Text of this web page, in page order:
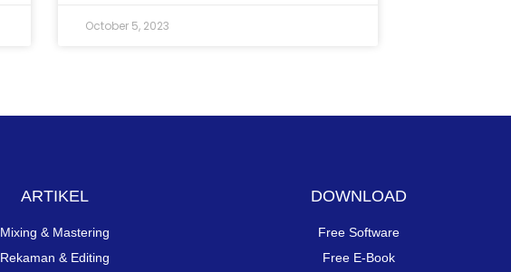
October 5, 2023
ARTIKEL
Mixing & Mastering
Rekaman & Editing
DOWNLOAD
Free Software
Free E-Book